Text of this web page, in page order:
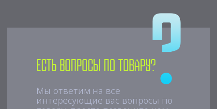
Есть вопросы по товару?
Мы ответим на все
интересующие вас вопросы по